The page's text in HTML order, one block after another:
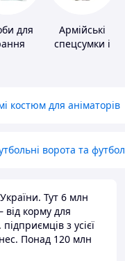
для
Армійські
спецсумки і
костюм для аніматорів
ворота та
Тут 6 млн
від корму для
з усієї
Понад 120 млн